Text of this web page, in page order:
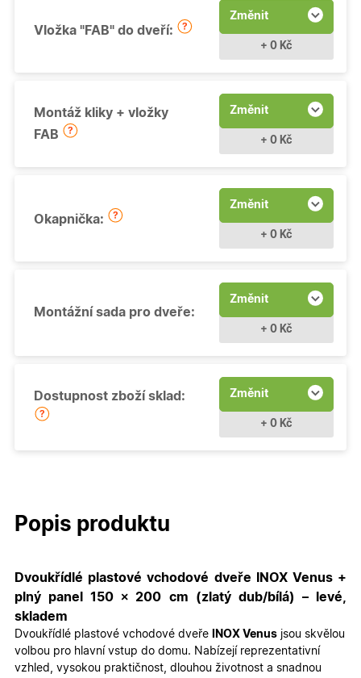
Vložka "FAB" do dveří:
Změnit
+ 0 Kč
Montáž kliky + vložky
FAB
Změnit
+ 0 Kč
Okapnička:
Změnit
+ 0 Kč
Montážní sada pro dveře:
Změnit
+ 0 Kč
Dostupnost zboží sklad: Změnit
+ 0 Kč
Popis produktu
Dvoukřídlé plastové vchodové dveře INOX Venus +
plný panel 150 × 200 cm (zlatý dub/bílá) – levé,
skladem
Dvoukřídlé plastové vchodové dveře INOX Venus jsou skvělou
volbou pro hlavní vstup do domu. Nabízejí reprezentativní
vzhled, vysokou praktičnost, dlouhou životnost a snadnou